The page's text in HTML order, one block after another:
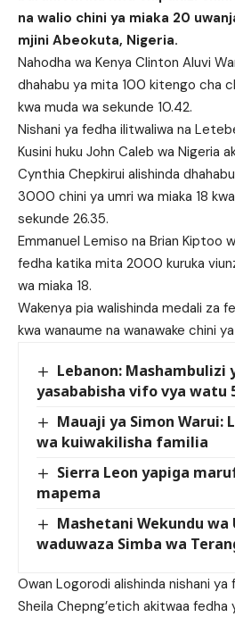
na walio chini ya miaka 20
mjini Abeokuta, Nigeria.
Nahodha wa Kenya Clinton Aluvi
dhahabu ya mita 100 kitengo cha
kwa muda wa sekunde 10.42.
Nishani ya fedha ilitwaliwa na
Kusini huku John Caleb wa Nigeria
Cynthia Chepkirui alishinda
3000 chini ya umri wa miaka 18
sekunde 26.35.
Emmanuel Lemiso na Brian Kiptoo
fedha katika mita 2000 kuruka
wa miaka 18.
Wakenya pia walishinda medali za
kwa wanaume na wanawake chini
Lebanon: Mashambulizi
yasababisha vifo vya watu
Mauaji ya Simon Warui:
wa kuiwakilisha familia
Sierra Leon yapiga
mapema
Mashetani Wekundu wa
waduwaza Simba wa
Owan Logorodi alishinda nishani ya
Sheila Chepng’etich akitwaa fedha